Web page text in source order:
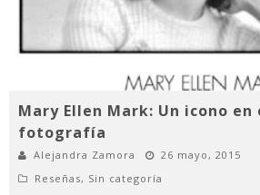
Mary Ellen Mark: Un icono en
fotografía
Alejandra Zamora
26 mayo, 2015
Reseñas, Sin categoría